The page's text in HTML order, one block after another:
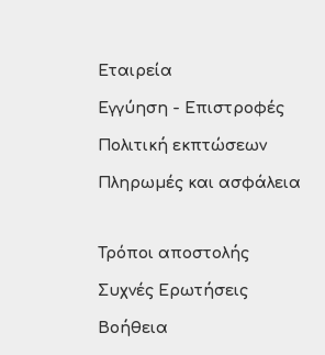
Εταιρεία
Εγγύηση - Επιστροφές
Πολιτική εκπτώσεων
Πληρωμές και ασφάλεια
Τρόποι αποστολής
Συχνές Ερωτήσεις
Βοήθεια